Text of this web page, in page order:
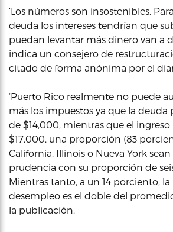
‘Los números son insostenibles.
deuda los intereses tendrían que
puedan levantar más dinero van a
indica un consejero de
citado de forma anónima por el
‘Puerto Rico realmente no puede
más los impuestos ya que la deuda
de $14,000, mientras que el ingreso
$17,000, una proporción (83
California, Illinois o Nueva York
prudencia con su proporción de
Mientras tanto, a un 14 porciento, la
desempleo es el doble del
la publicación.